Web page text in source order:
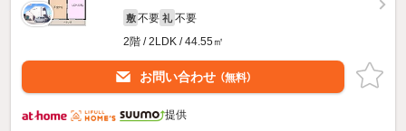
敷 不要 礼 不要
2階 / 2LDK / 44.55㎡
お問い合わせ （無料）
提供